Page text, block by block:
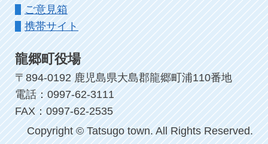
ご意見箱
携帯サイト
龍郷町役場
〒894-0192 鹿児島県大島郡龍郷町浦110番地
電話：0997-62-3111
FAX：0997-62-2535
Copyright © Tatsugo town. All Rights Reserved.